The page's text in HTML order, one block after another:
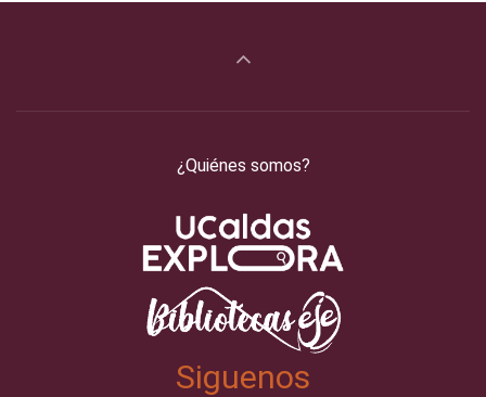
¿Quiénes somos?
Siguenos